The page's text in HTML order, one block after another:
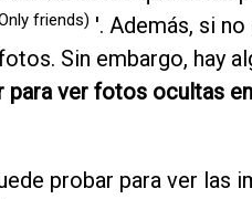
friends) '. Además, si
Sin embargo, hay
para ver fotos ocultas
probar para ver las